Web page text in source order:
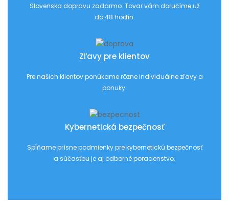
Slovenska dopravu zadarmo. Tovar vám doručíme už
do 48 hodín.
Zľavy pre klientov
Pre našich klientov ponúkame rôzne individuálne zľavy a
ponuky.
Kybernetická bezpečnosť
Spĺňame prísne podmienky pre kybernetickú bezpečnosť
a súčasťou je aj odborné poradenstvo.